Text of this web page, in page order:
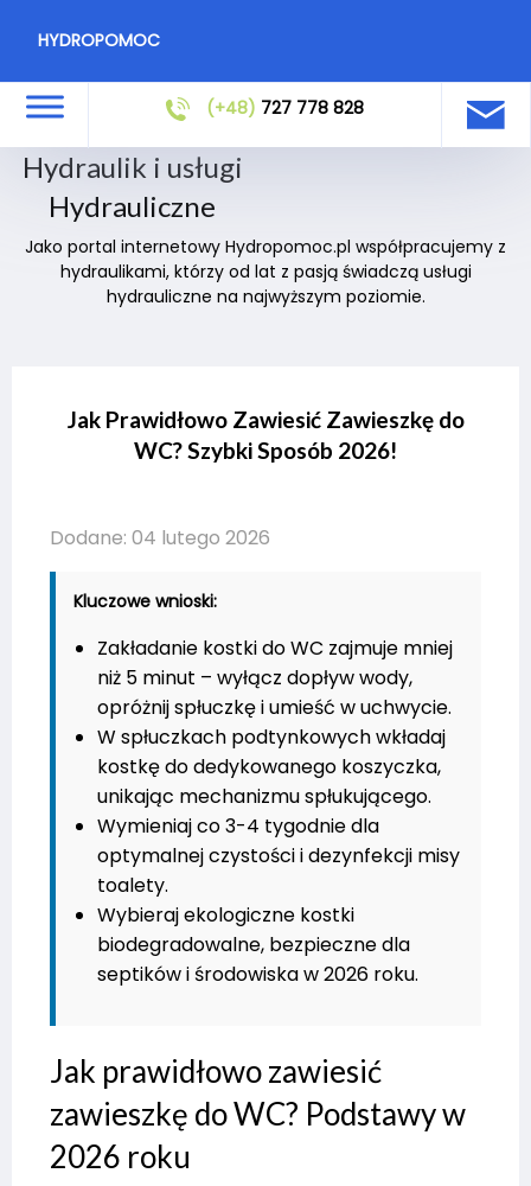
HYDROPOMOC
(+48) 727 778 828
Hydraulik i usługi
Hydrauliczne
Jako portal internetowy Hydropomoc.pl współpracujemy z
hydraulikami, którzy od lat z pasją świadczą usługi
hydrauliczne na najwyższym poziomie.
Jak Prawidłowo Zawiesić Zawieszkę do
WC? Szybki Sposób 2026!
Dodane: 04 lutego 2026
Kluczowe wnioski:
Zakładanie kostki do WC zajmuje mniej
niż 5 minut – wyłącz dopływ wody,
opróżnij spłuczkę i umieść w uchwycie.
W spłuczkach podtynkowych wkładaj
kostkę do dedykowanego koszyczka,
unikając mechanizmu spłukującego.
Wymieniaj co 3-4 tygodnie dla
optymalnej czystości i dezynfekcji misy
toalety.
Wybieraj ekologiczne kostki
biodegradowalne, bezpieczne dla
septików i środowiska w 2026 roku.
Jak prawidłowo zawiesić
zawieszkę do WC? Podstawy w
2026 roku